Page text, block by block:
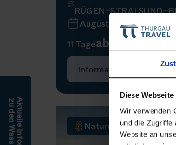
Diese
Wir verwenden
und die Zugriffe
Website an
August 2026
11 Tageab 2.670 €
Informationen
Naturreise